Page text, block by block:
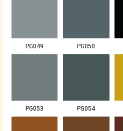
PG049 PG050
PG053 PG054